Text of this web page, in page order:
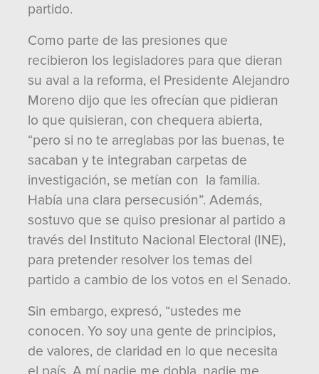
partido.
Como parte de las presiones que
recibieron los legisladores para que dieran
su aval a la reforma, el Presidente Alejandro
Moreno dijo que les ofrecían que pidieran
lo que quisieran, con chequera abierta,
“pero si no te arreglabas por las buenas, te
sacaban y te integraban carpetas de
investigación, se metían con la familia.
Había una clara persecusión”. Además,
sostuvo que se quiso presionar al partido a
través del Instituto Nacional Electoral (INE),
para pretender resolver los temas del
partido a cambio de los votos en el Senado.
Sin embargo, expresó, “ustedes me
conocen. Yo soy una gente de principios,
de valores, de claridad en lo que necesita